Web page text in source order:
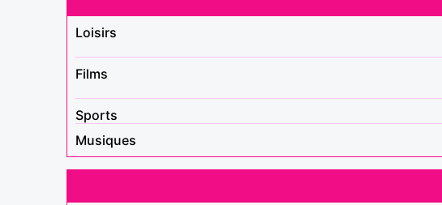
Loisirs
Films
Sports
Musiques